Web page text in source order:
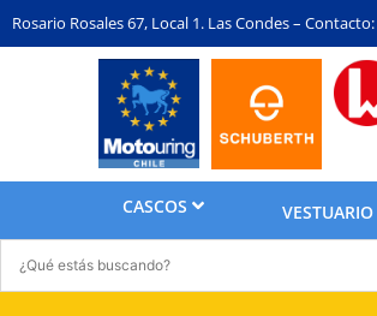
Rosario Rosales 67, Local 1. Las Condes – Contacto:
CASCOS VESTUARIO